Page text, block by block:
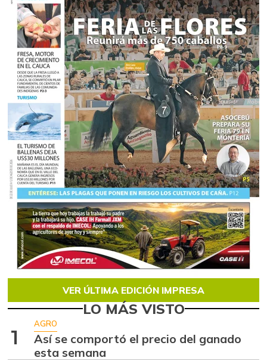
VER ÚLTIMA EDICIÓN IMPRESA
LO MÁS VISTO
1
AGRO
Así se comportó el precio del ganado
esta semana